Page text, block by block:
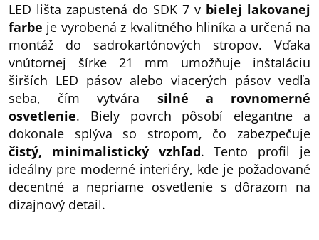
LED lišta zapustená do SDK 7 v bielej lakovanej
farbe je vyrobená z kvalitného hliníka a určená na
montáž do sadrokartónových stropov. Vďaka
vnútornej šírke 21 mm umožňuje inštaláciu
širších LED pásov alebo viacerých pásov vedľa
seba, čím vytvára silné a rovnomerné
osvetlenie. Biely povrch pôsobí elegantne a
dokonale splýva so stropom, čo zabezpečuje
čistý, minimalistický vzhľad. Tento profil je
ideálny pre moderné interiéry, kde je požadované
decentné a nepriame osvetlenie s dôrazom na
dizajnový detail.